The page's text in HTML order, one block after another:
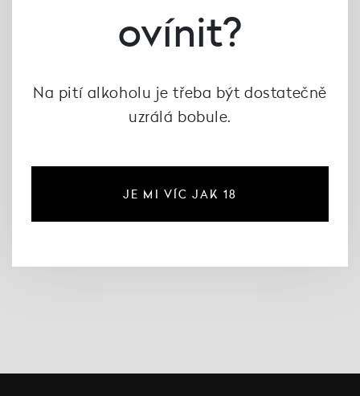
Bílá Frankovka 2024,
ovínit?
Na pití alkoholu je třeba být dostatečně
uzrálá bobule.
JE MI VÍC JAK 18